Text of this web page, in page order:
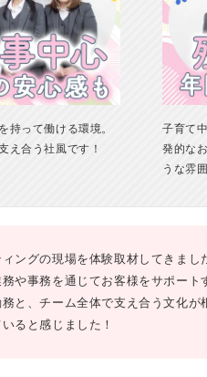
持って働ける環境。
え合う社風です！
子育て
発的な
うな雰
ングの現場を体験取材してきま
や事務を通じてお客様をサポー
と、チーム全体で支え合う文化
ると感じました！